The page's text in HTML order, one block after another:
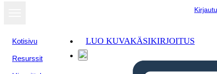
Kotisivu
Resurssit
LUO KUVAKÄSIKIRJOITUS
Näytä